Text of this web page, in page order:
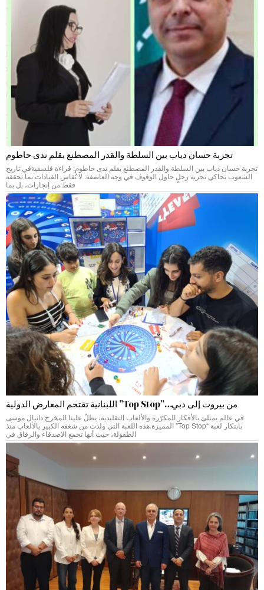
تجربة حسان دياب بين السلطة والقدر المصطنع بقلم ندى حاطوم
تجربة حسان دياب بين السلطة والقدر المصطنع بقلم ندى حاطوم: قراءة فلسفيةفي تاريخ
الشعوب تحاكي تجربة رجلٍ حاول الوقوف في وجه العاصفة. لا تُقاس القيادات بما تحققه
فقط من إنجازات، بل بما
من بيروت إلى دبي…”Top Stop” اللبنانية تقتحم المعارض الدولية
في عالم يمتلئ بالأفكار المكرّرة والألعاب التقليدية، يطلّ علينا المخرج دانيال موسى
بابتكار لعبة “Top Stop” المميزة.هذه اللعبة التي ولدت من شغفه الكبير بالألعاب منذ
الطفولة، حيث أنها تجمع الاصدقاء والرفاق في